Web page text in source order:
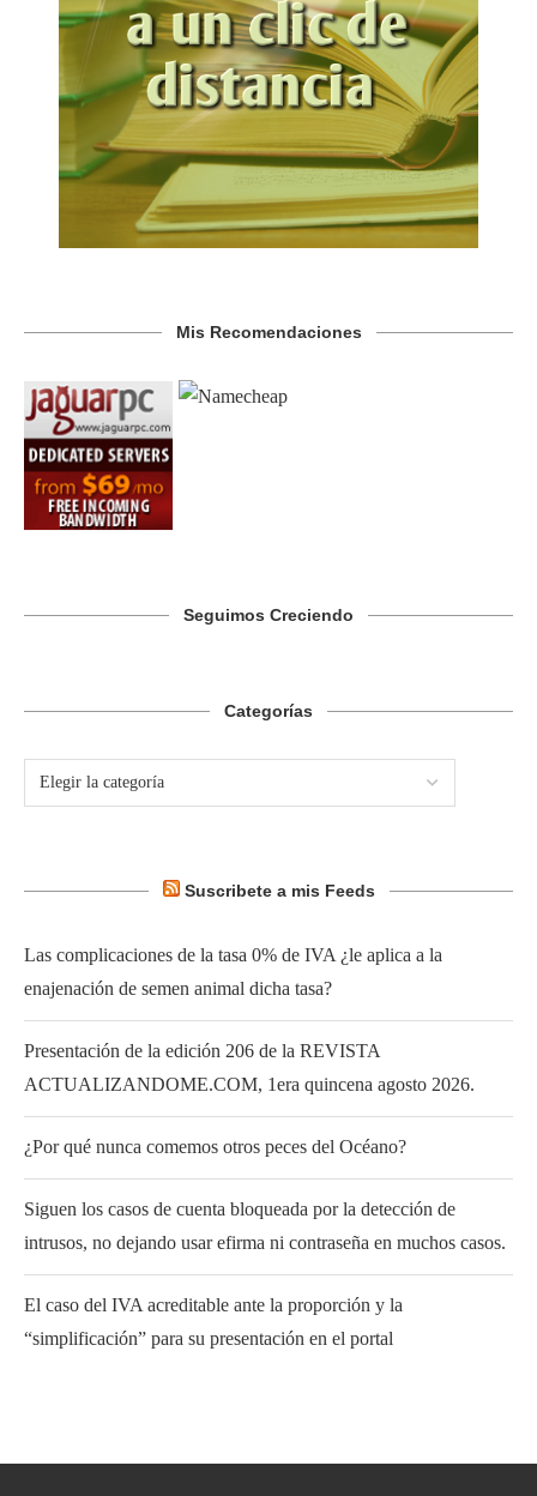
Mis Recomendaciones
Seguimos Creciendo
Categorías
Suscribete a mis Feeds
Las complicaciones de la tasa 0% de IVA ¿le aplica a la
enajenación de semen animal dicha tasa?
Presentación de la edición 206 de la REVISTA
ACTUALIZANDOME.COM, 1era quincena agosto 2026.
¿Por qué nunca comemos otros peces del Océano?
Siguen los casos de cuenta bloqueada por la detección de
intrusos, no dejando usar efirma ni contraseña en muchos casos.
El caso del IVA acreditable ante la proporción y la
“simplificación” para su presentación en el portal